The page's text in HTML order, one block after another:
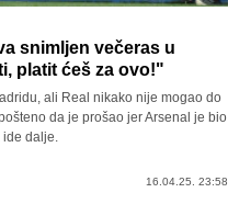
snimljen večeras u
platit ćeš za ovo!"
ali Real nikako nije mogao do
da je prošao jer Arsenal je bio
dalje.
16.04.25. 23:58